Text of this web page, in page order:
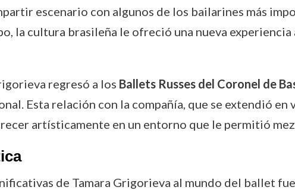
escenario con algunos de los bailarines más
la cultura brasileña le ofreció una nueva
regresó a los Ballets Russes del Coronel de
Esta relación con la compañía, que se extendió en
artísticamente en un entorno que le permitió
de Tamara Grigorieva al mundo del ballet